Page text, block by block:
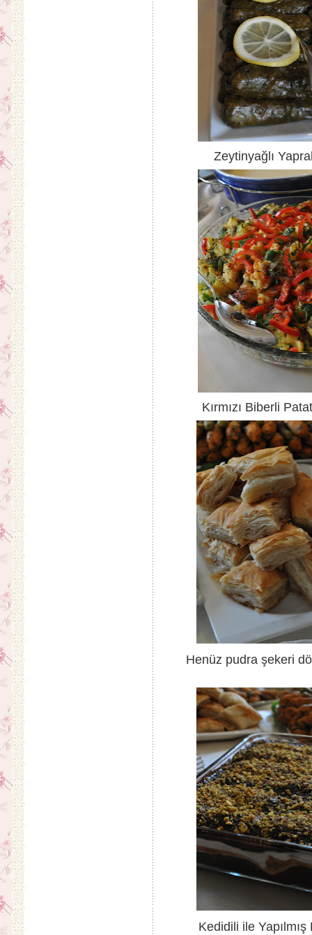
Zeytinyağlı
Kırmızı Biberli
Henüz pudra şekeri
Kedidili ile